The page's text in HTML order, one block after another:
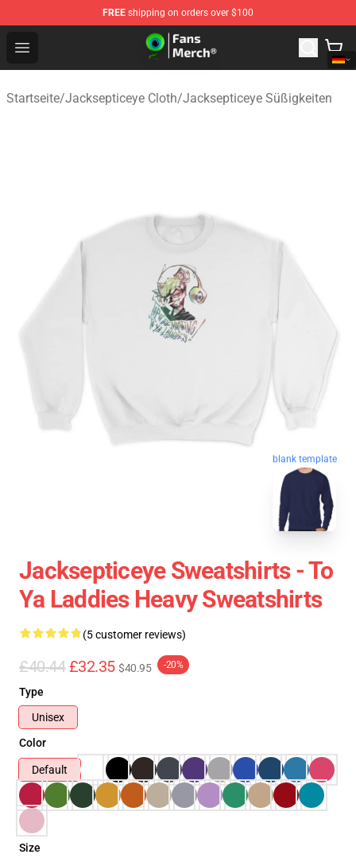
FREE shipping on orders over $100
Open menu
Jacksepticeye Store - Official Jacksepticeye
Startseite/Jacksepticeye Cloth/Jacksepticeye Süßigkeiten
blank template
Jacksepticeye Sweatshirts - To
Ya Laddies Heavy Sweatshirts
(5 customer reviews)
£40.44 £32.35 $40.95 -20%
Type
Unisex
Color
Default
Size